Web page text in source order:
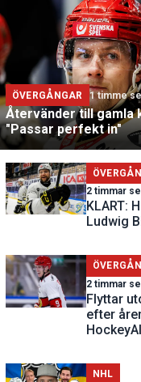
ÖVERGÅNGAR 1 timme
Återvänder till gamla
"Passar perfekt in"
2 timmar
KLART:
Ludwig
2 timmar
Flyttar
efter
NHL